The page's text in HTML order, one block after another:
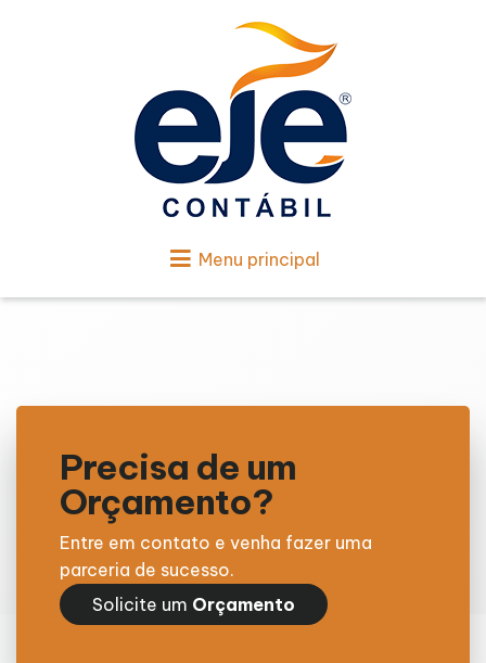
Menu principal
Precisa de um
Orçamento?
Entre em contato e venha fazer uma
parceria de sucesso.
Solicite um Orçamento